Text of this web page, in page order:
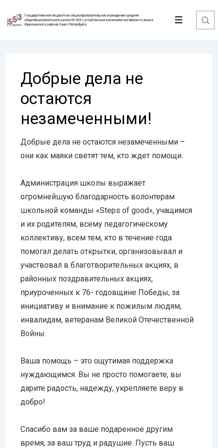
Перейти
Меню
Добрые дела не
остаются
незамеченными!
Добрые дела не остаются незамеченными –
они как маяки светят тем, кто ждет помощи.
Администрация школы выражает
огромнейшую благодарность волонтерам
школьной команды «Steps of good», учащимся
и их родителям, всему педагогическому
коллективу, всем тем, кто в течение года
помогал делать открытки, организовывал и
участвовал в благотворительных акциях, в
районных поздравительных акциях,
приуроченных к 76- годовщине Победы, за
инициативу и внимание к пожилым людям,
инвалидам, ветеранам Великой Отечественной
Войны.
Ваша помощь – это ощутимая поддержка
нуждающимся. Вы не просто помогаете, вы
дарите радость, надежду, укрепляете веру в
добро!
Спасибо вам за ваше подаренное другим
время, за ваш труд и радушие. Пусть ваш